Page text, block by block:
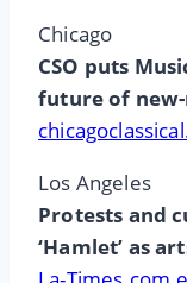
Chicago
CSO puts
future of
Los Angeles
Protests and
‘Hamlet’ as